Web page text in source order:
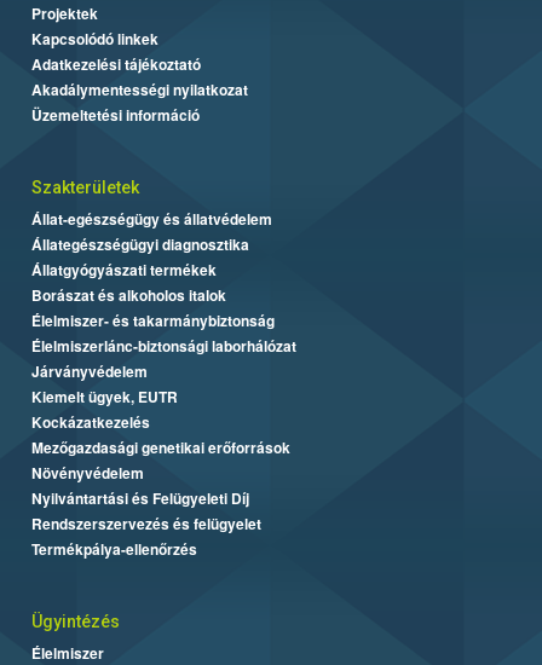
Projektek
Kapcsolódó linkek
Adatkezelési tájékoztató
Akadálymentességi nyilatkozat
Üzemeltetési információ
Szakterületek
Állat-egészségügy és állatvédelem
Állategészségügyi diagnosztika
Állatgyógyászati termékek
Borászat és alkoholos italok
Élelmiszer- és takarmánybiztonság
Élelmiszerlánc-biztonsági laborhálózat
Járványvédelem
Kiemelt ügyek, EUTR
Kockázatkezelés
Mezőgazdasági genetikai erőforrások
Növényvédelem
Nyilvántartási és Felügyeleti Díj
Rendszerszervezés és felügyelet
Termékpálya-ellenőrzés
Ügyintézés
Élelmiszer